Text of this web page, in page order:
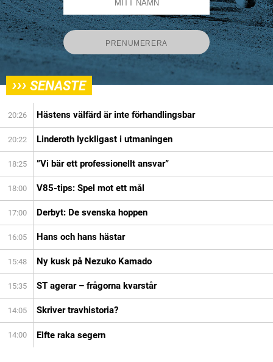
››› SENASTE
20:26 Hästens välfärd är inte förhandlingsbar
20:22 Linderoth lyckligast i utmaningen
18:25 ”Vi bär ett professionellt ansvar”
18:00 V85-tips: Spel mot ett mål
17:00 Derbyt: De svenska hoppen
16:05 Hans och hans hästar
15:48 Ny kusk på Nezuko Kamado
15:35 ST agerar – frågorna kvarstår
14:05 Skriver travhistoria?
14:00 Elfte raka segern